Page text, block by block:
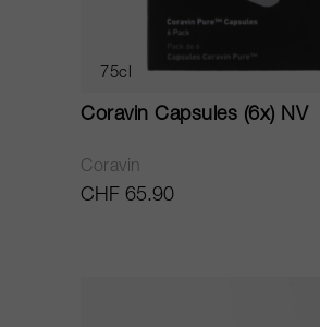
75cl
Coravin Capsules (6x) NV
Coravin
CHF 65.90